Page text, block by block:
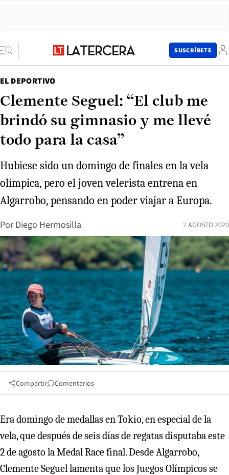
SUSCRÍBETE
EL DEPORTIVO
Clemente Seguel: “El club me
brindó su gimnasio y me llevé
todo para la casa”
Hubiese sido un domingo de finales en la vela
olímpica, pero el joven velerista entrena en
Algarrobo, pensando en poder viajar a Europa.
Por Diego Hermosilla 2 AGOSTO 2020
Compartir Comentarios
Era domingo de medallas en Tokio, en especial de la
vela, que después de seis días de regatas disputaba este
2 de agosto la Medal Race final. Desde Algarrobo,
Clemente Seguel lamenta que los Juegos Olímpicos se